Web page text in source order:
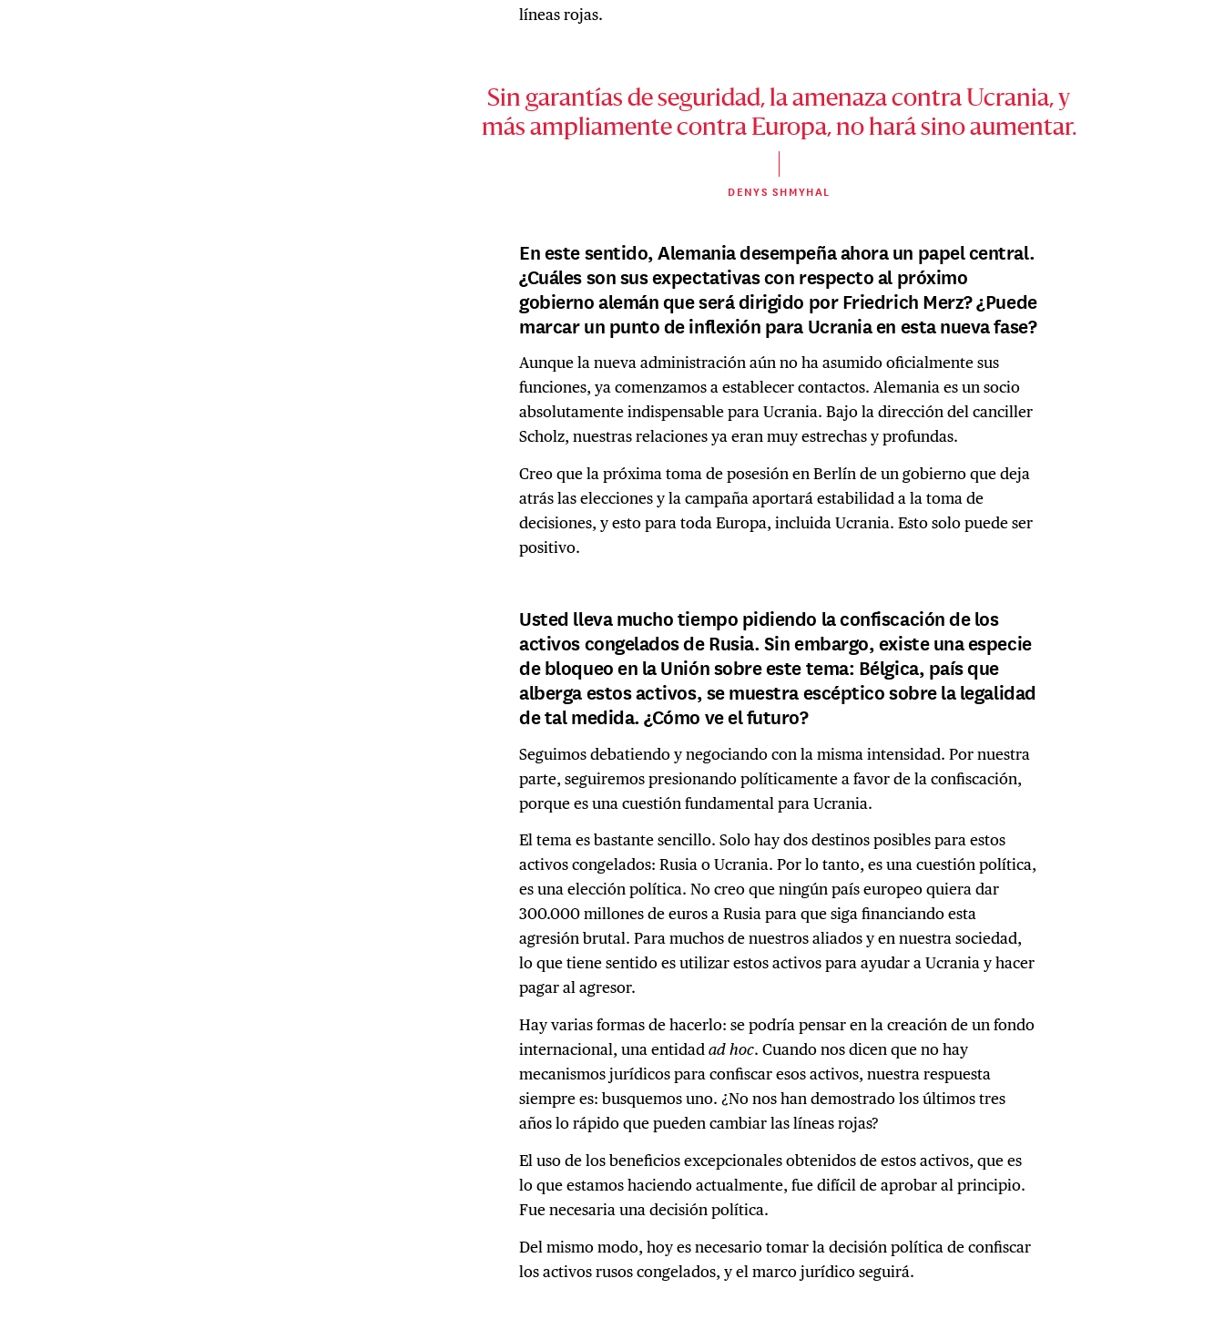
líneas rojas.
Sin garantías de seguridad, la amenaza contra Ucrania, y
más ampliamente contra Europa, no hará sino aumentar.
DENYS SHMYHAL
En este sentido, Alemania desempeña ahora un papel central.
¿Cuáles son sus expectativas con respecto al próximo
gobierno alemán que será dirigido por Friedrich Merz? ¿Puede
marcar un punto de inflexión para Ucrania en esta nueva fase?
Aunque la nueva administración aún no ha asumido oficialmente sus
funciones, ya comenzamos a establecer contactos. Alemania es un socio
absolutamente indispensable para Ucrania. Bajo la dirección del canciller
Scholz, nuestras relaciones ya eran muy estrechas y profundas.
Creo que la próxima toma de posesión en Berlín de un gobierno que deja
atrás las elecciones y la campaña aportará estabilidad a la toma de
decisiones, y esto para toda Europa, incluida Ucrania. Esto solo puede ser
positivo.
Usted lleva mucho tiempo pidiendo la confiscación de los
activos congelados de Rusia. Sin embargo, existe una especie
de bloqueo en la Unión sobre este tema: Bélgica, país que
alberga estos activos, se muestra escéptico sobre la legalidad
de tal medida. ¿Cómo ve el futuro?
Seguimos debatiendo y negociando con la misma intensidad. Por nuestra
parte, seguiremos presionando políticamente a favor de la confiscación,
porque es una cuestión fundamental para Ucrania.
El tema es bastante sencillo. Solo hay dos destinos posibles para estos
activos congelados: Rusia o Ucrania. Por lo tanto, es una cuestión política,
es una elección política. No creo que ningún país europeo quiera dar
300.000 millones de euros a Rusia para que siga financiando esta
agresión brutal. Para muchos de nuestros aliados y en nuestra sociedad,
lo que tiene sentido es utilizar estos activos para ayudar a Ucrania y hacer
pagar al agresor.
Hay varias formas de hacerlo: se podría pensar en la creación de un fondo
internacional, una entidadad hoc. Cuando nos dicen que no hay
mecanismos jurídicos para confiscar esos activos, nuestra respuesta
siempre es: busquemos uno. ¿No nos han demostrado los últimos tres
años lo rápido que pueden cambiar las líneas rojas?
El uso de los beneficios excepcionales obtenidos de estos activos, que es
lo que estamos haciendo actualmente, fue difícil de aprobar al principio.
Fue necesaria una decisión política.
Del mismo modo, hoy es necesario tomar la decisión política de confiscar
los activos rusos congelados, y el marco jurídico seguirá.